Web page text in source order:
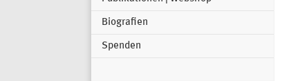
Biografien
Spenden